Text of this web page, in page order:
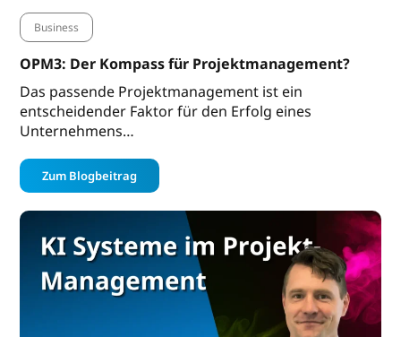
Business
OPM3: Der Kompass für Projektmanagement?
Das passende Projektmanagement ist ein
entscheidender Faktor für den Erfolg eines
Unternehmens…
Zum Blogbeitrag